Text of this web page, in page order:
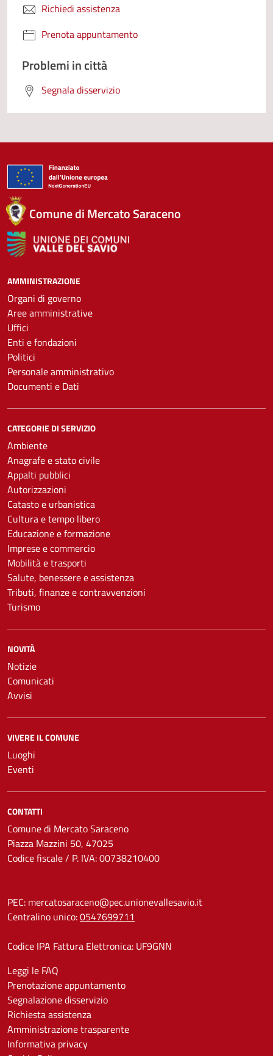
Richiedi assistenza
Prenota appuntamento
Problemi in città
Segnala disservizio
Comune di Mercato Saraceno
AMMINISTRAZIONE
Organi di governo
Aree amministrative
Uffici
Enti e fondazioni
Politici
Personale amministrativo
Documenti e Dati
CATEGORIE DI SERVIZIO
Ambiente
Anagrafe e stato civile
Appalti pubblici
Autorizzazioni
Catasto e urbanistica
Cultura e tempo libero
Educazione e formazione
Imprese e commercio
Mobilità e trasporti
Salute, benessere e assistenza
Tributi, finanze e contravvenzioni
Turismo
NOVITÀ
Notizie
Comunicati
Avvisi
VIVERE IL COMUNE
Luoghi
Eventi
CONTATTI
Comune di Mercato Saraceno
Piazza Mazzini 50, 47025
Codice fiscale / P. IVA: 00738210400
PEC: mercatosaraceno@pec.unionevallesavio.it
Centralino unico:0547699711
Codice IPA Fattura Elettronica: UF9GNN
Leggi le FAQ
Prenotazione appuntamento
Segnalazione disservizio
Richiesta assistenza
Amministrazione trasparente
Informativa privacy